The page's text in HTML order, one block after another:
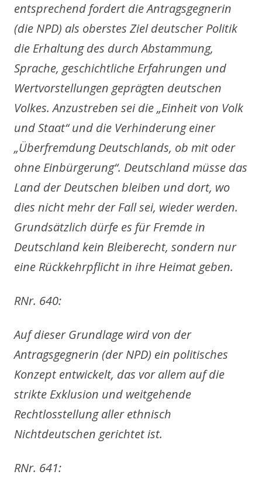
entsprechend fordert die Antragsgegnerin
(die NPD) als oberstes Ziel deutscher Politik
die Erhaltung des durch Abstammung,
Sprache, geschichtliche Erfahrungen und
Wertvorstellungen geprägten deutschen
Volkes. Anzustreben sei die „Einheit von Volk
und Staat“ und die Verhinderung einer
„Überfremdung Deutschlands, ob mit oder
ohne Einbürgerung“. Deutschland müsse das
Land der Deutschen bleiben und dort, wo
dies nicht mehr der Fall sei, wieder werden.
Grundsätzlich dürfe es für Fremde in
Deutschland kein Bleiberecht, sondern nur
eine Rückkehrpflicht in ihre Heimat geben.
RNr. 640:
Auf dieser Grundlage wird von der
Antragsgegnerin (der NPD) ein politisches
Konzept entwickelt, das vor allem auf die
strikte Exklusion und weitgehende
Rechtlosstellung aller ethnisch
Nichtdeutschen gerichtet ist.
RNr. 641: